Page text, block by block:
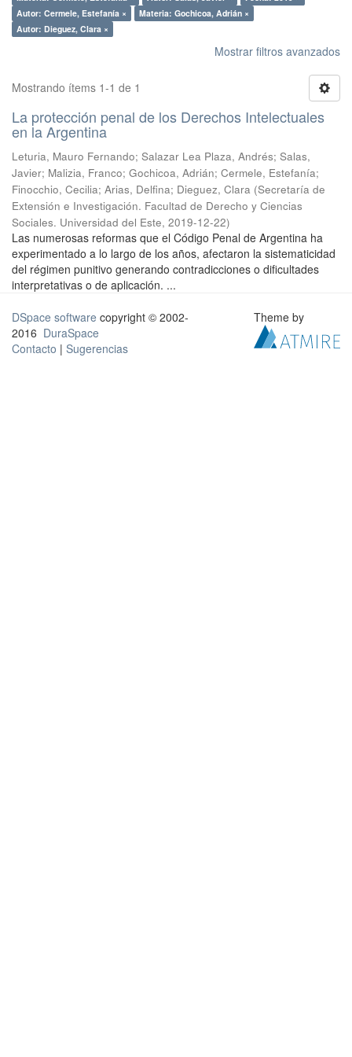
Autor: Cermele, Estefanía ×
Materia: Gochicoa, Adrián ×
Autor: Dieguez, Clara ×
Mostrar filtros avanzados
Mostrando ítems 1-1 de 1
La protección penal de los Derechos Intelectuales
en la Argentina
Leturia, Mauro Fernando; Salazar Lea Plaza, Andrés; Salas,
Javier; Malizia, Franco; Gochicoa, Adrián; Cermele, Estefanía;
Finocchio, Cecilia; Arias, Delfina; Dieguez, Clara (Secretaría de
Extensión e Investigación. Facultad de Derecho y Ciencias
Sociales. Universidad del Este, 2019-12-22)
Las numerosas reformas que el Código Penal de Argentina ha
experimentado a lo largo de los años, afectaron la sistematicidad
del régimen punitivo generando contradicciones o dificultades
interpretativas o de aplicación. ...
DSpace software copyright © 2002-
2016 DuraSpace
Contacto | Sugerencias
Theme by